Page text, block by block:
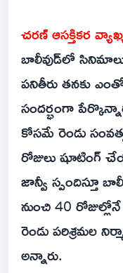
చరణ్ ఆసక్తికర
బాలీవుడ్‌లో
పనితీరు తనకు
సందర్భంగా
కోసమే రెండు
రోజులు షూటింగ్
జాన్వీ స్పందిస్తూ
నుంచి 40
రెండు పరిశ్రమల
అన్నారు.